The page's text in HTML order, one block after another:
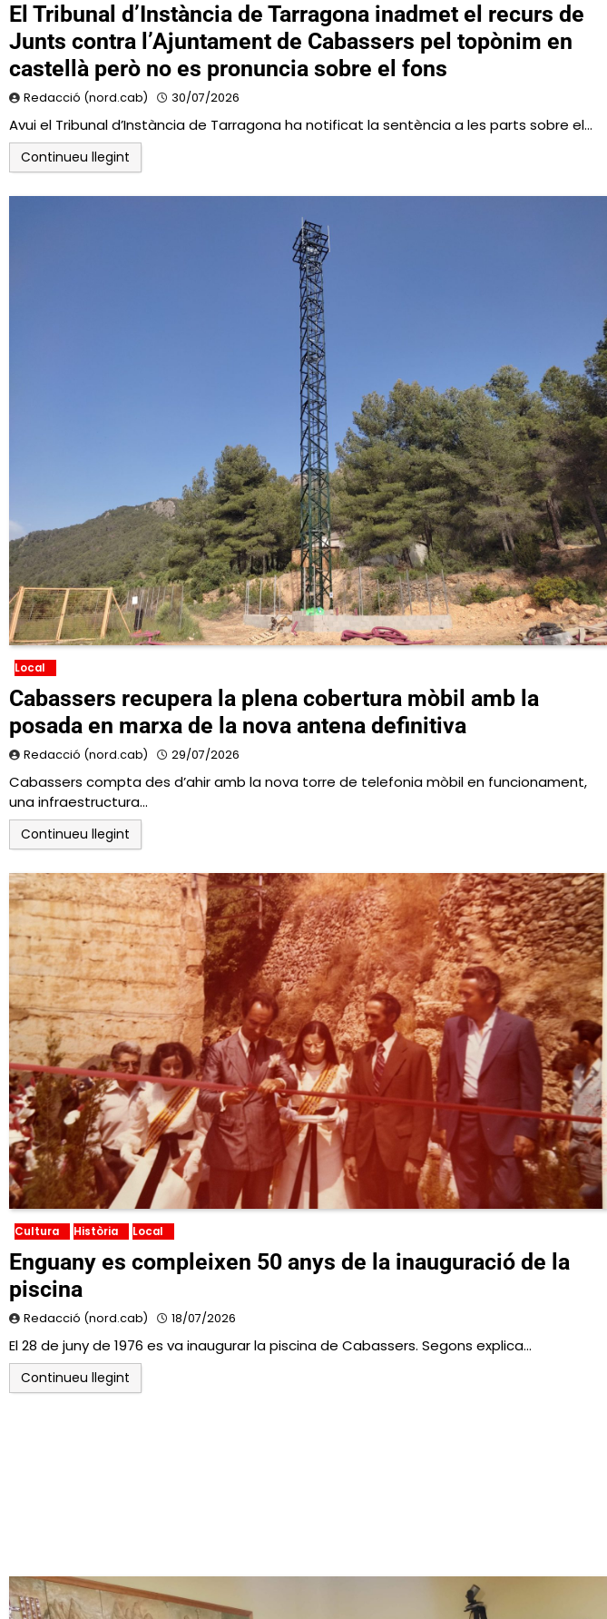
El Tribunal d’Instància de Tarragona inadmet el recurs de
Junts contra l’Ajuntament de Cabassers pel topònim en
castellà però no es pronuncia sobre el fons
Redacció (nord.cab) 30/07/2026
Avui el Tribunal d’Instància de Tarragona ha notificat la sentència a les parts sobre el…
Continueu llegint
Local
Cabassers recupera la plena cobertura mòbil amb la
posada en marxa de la nova antena definitiva
Redacció (nord.cab) 29/07/2026
Cabassers compta des d’ahir amb la nova torre de telefonia mòbil en funcionament,
una infraestructura…
Continueu llegint
Cultura Història Local
Enguany es compleixen 50 anys de la inauguració de la
piscina
Redacció (nord.cab) 18/07/2026
El 28 de juny de 1976 es va inaugurar la piscina de Cabassers. Segons explica…
Continueu llegint